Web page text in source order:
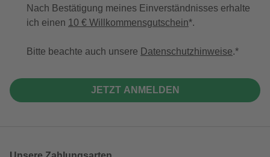
Nach Bestätigung meines Einverständnisses erhalte
ich einen 10 € Willkommensgutschein*.
Bitte beachte auch unsere Datenschutzhinweise.
JETZT ANMELDEN